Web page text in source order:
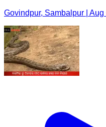
Govindpur, Sambalpur | Aug